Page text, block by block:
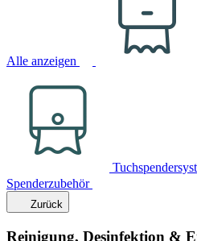
Alle anzeigen
Spenderzubehör
Zurück
Reinigung, Desinfektion &